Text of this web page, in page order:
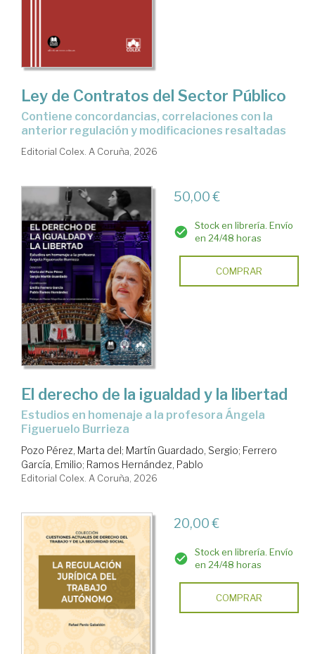
Ley de Contratos del Sector Público
Contiene concordancias, correlaciones con la
anterior regulación y modificaciones resaltadas
Editorial Colex. A Coruña, 2026
50,00 €
Stock en librería. Envío
en 24/48 horas
COMPRAR
El derecho de la igualdad y la libertad
Estudios en homenaje a la profesora Ángela
Figueruelo Burrieza
Pozo Pérez, Marta del; Martín Guardado, Sergio; Ferrero
García, Emilio; Ramos Hernández, Pablo
Editorial Colex. A Coruña, 2026
20,00 €
Stock en librería. Envío
en 24/48 horas
COMPRAR